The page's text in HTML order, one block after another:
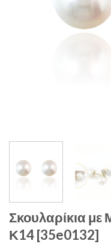
Σκουλαρίκια με
Κ14 [35e0132]